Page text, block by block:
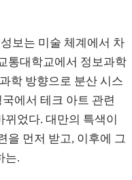
보는 미술 체계에서 차
통대학교에서 정보과학
학 방향으로 분산 시스
에서 테크 아트 관련
었다. 대만의 특색이
을 먼저 받고, 이후에 그
는.